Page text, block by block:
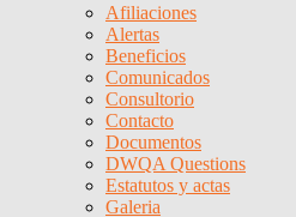
Afiliaciones
Alertas
Beneficios
Comunicados
Consultorio
Contacto
Documentos
DWQA Questions
Estatutos y actas
Galeria